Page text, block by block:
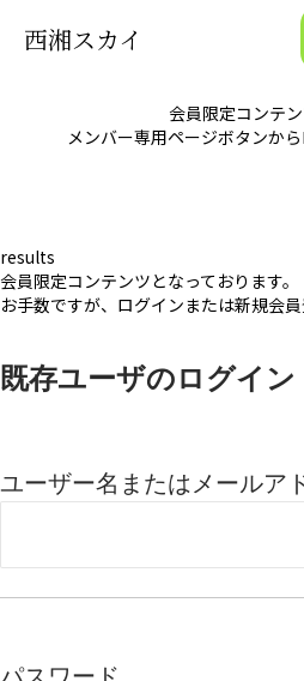
西湘スカイ
会員限定コンテン
メンバー専用ページボタンか
results
会員限定コンテンツとなっております。
お手数ですが、ログインまたは新規会員
既存ユーザのログイン
ユーザー名またはメールア